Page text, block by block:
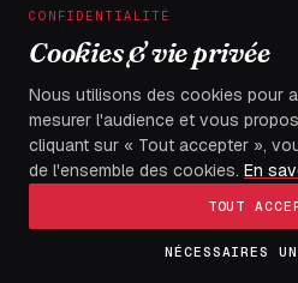
X / Twitter
FLAMBEAU DES DEMOCRATES
CONFIDENTIALITÉ
Cookies & vie privée
Nous utilisons des cookies pour
mesurer l'audience et vous
cliquant sur « Tout accepter »,
de l'ensemble des cookies. En
TOUT
NÉCESSAIRES